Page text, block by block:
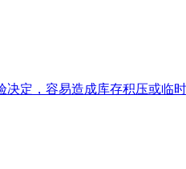
定，容易造成库存积压或临